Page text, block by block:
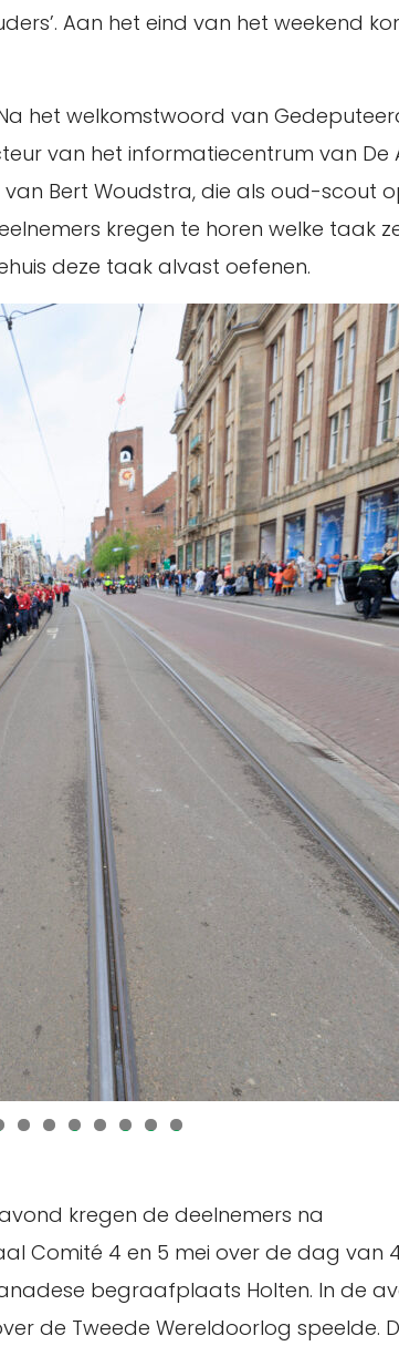
Aan het eind van het weekend
het welkomstwoord van
van het informatiecentrum van De
Bert Woudstra, die als oud-scout
kregen te horen welke taak
deze taak alvast oefenen.
4 5 6 7 8 9 0
kregen de deelnemers na
Comité 4 en 5 mei over de dag van
begraafplaats Holten. In de
de Tweede Wereldoorlog speelde.